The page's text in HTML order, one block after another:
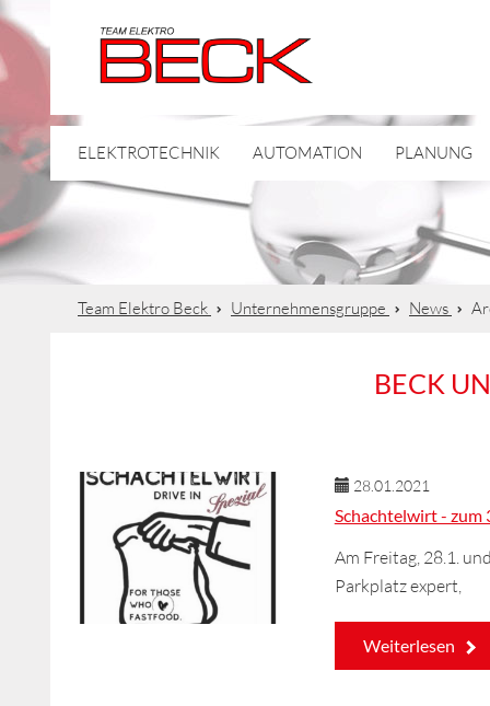
ELEKTROTECHNIK AUTOMATION PLANUNG
Team Elektro Beck Unternehmensgruppe News
BECK
28.01.2021
Schachtelwirt - zum
Am Freitag, 28.1.
Parkplatz expert,
Weiterlesen